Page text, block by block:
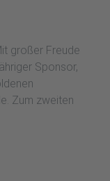
großer Freude
Sponsor,
Zum zweiten